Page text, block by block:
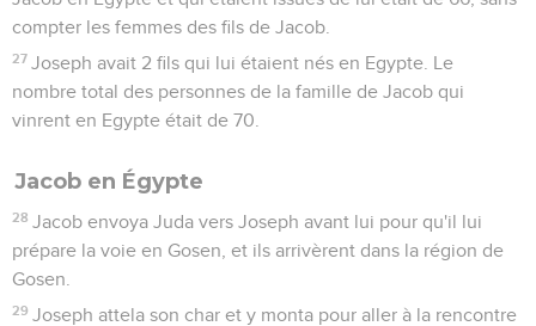
compter les femmes des fils de Jacob.
27 Joseph avait 2 fils qui lui étaient nés en Egypte. Le
nombre total des personnes de la famille de Jacob qui
vinrent en Egypte était de 70.
Jacob en Égypte
28 Jacob envoya Juda vers Joseph avant lui pour qu'il lui
prépare la voie en Gosen, et ils arrivèrent dans la région de
Gosen.
29 Joseph attela son char et y monta pour aller à la rencontre